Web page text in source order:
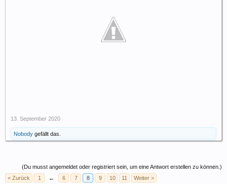
13. September 2020
Nobody gefällt das.
(Du musst angemeldet oder registriert sein, um eine Antwort erstellen zu können.)
< Zurück
1 ← 6 7 8 9 10 11 Weiter >